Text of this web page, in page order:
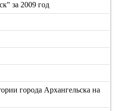
за 2009 год
города Архангельска на